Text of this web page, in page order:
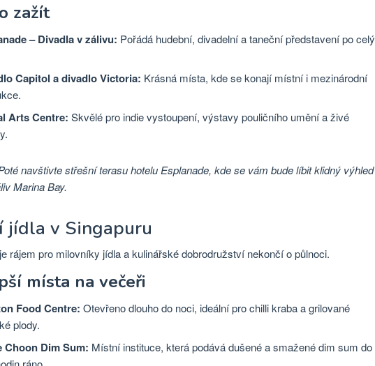
zažít
– Divadla v zálivu: Pořádá hudební, divadelní a taneční představení po celý
Capitol a divadlo Victoria: Krásná místa, kde se konají místní i mezinárodní
Arts Centre: Skvělé pro indie vystoupení, výstavy pouličního umění a živé
navštivte střešní terasu hotelu Esplanade, kde se vám bude líbit klidný výhled
Marina Bay.
jídla v Singapuru
rájem pro milovníky jídla a kulinářské dobrodružství nekončí o půlnoci.
místa na večeři
Food Centre: Otevřeno dlouho do noci, ideální pro chilli kraba a grilované
plody.
Choon Dim Sum: Místní instituce, která podává dušené a smažené dim sum do